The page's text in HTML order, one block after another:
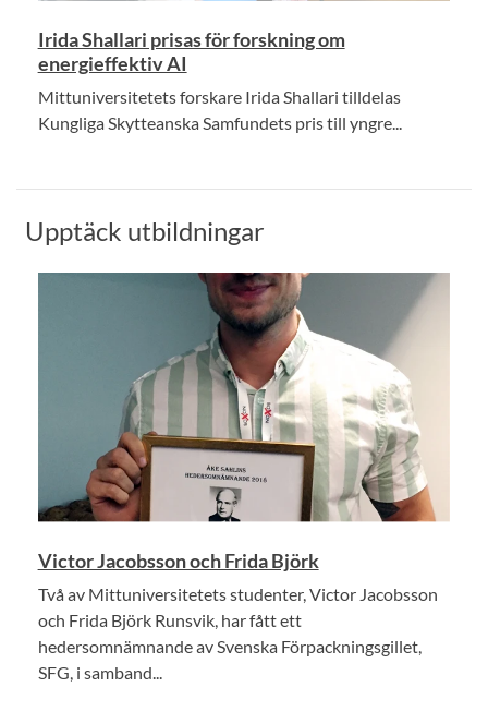
Irida Shallari prisas för forskning om
energieffektiv AI
Mittuniversitetets forskare Irida Shallari tilldelas
Kungliga Skytteanska Samfundets pris till yngre...
Upptäck utbildningar
Victor Jacobsson och Frida Björk
Två av Mittuniversitetets studenter, Victor Jacobsson
och Frida Björk Runsvik, har fått ett
hedersomnämnande av Svenska Förpackningsgillet,
SFG, i samband...